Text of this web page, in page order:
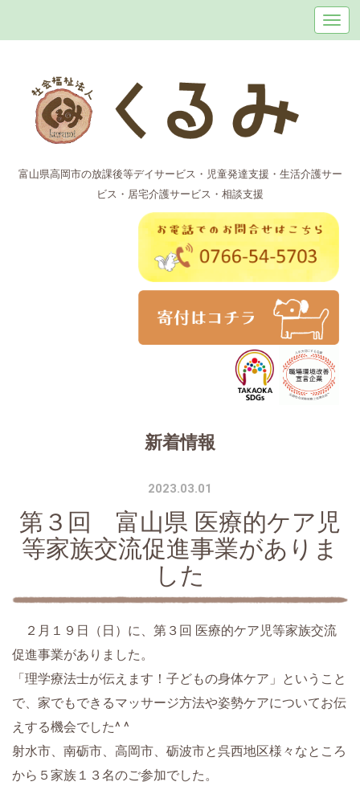
富山県高岡市の放課後等デイサービス・児童発達支援・生活介護サー
ビス・居宅介護サービス・相談支援
新着情報
2023.03.01
第３回 富山県 医療的ケア児
等家族交流促進事業がありま
した
２月１９日（日）に、 第３回 医療的ケア児等家族交流
促進事業がありました。
「理学療法士が伝えます！子どもの身体ケア」ということ
で、家でもできるマッサージ方法や姿勢ケアについてお伝
えする機会でした^ ^
射水市、南砺市、高岡市、砺波市と呉西地区様々なところ
から ５家族１３名のご参加でした。